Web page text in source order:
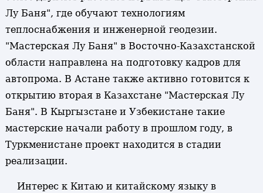
Лу Баня", где обучают технологиям
теплоснабжения и инженерной геодезии.
"Мастерская Лу Баня" в Восточно-Казахстанской
области направлена на подготовку кадров для
автопрома. В Астане также активно готовится к
открытию вторая в Казахстане "Мастерская Лу
Баня". В Кыргызстане и Узбекистане такие
мастерские начали работу в прошлом году, в
Туркменистане проект находится в стадии
реализации.
Интерес к Китаю и китайскому языку в